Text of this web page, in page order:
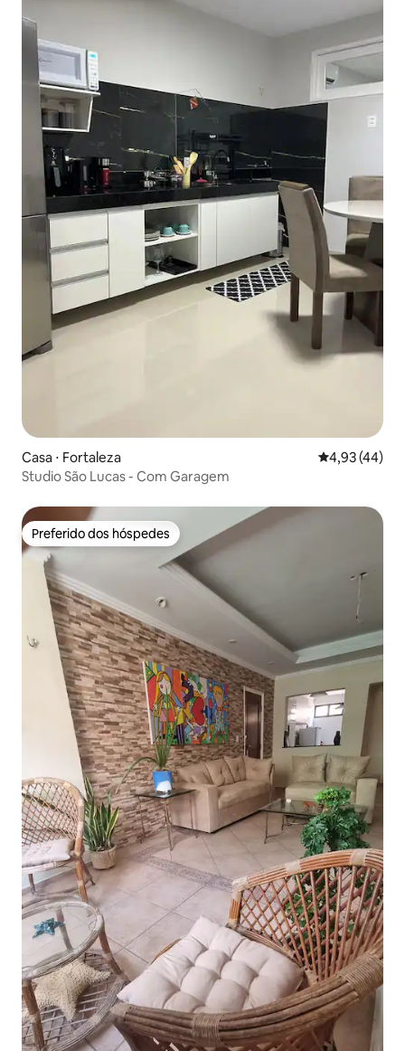
Casa ⋅ Fortaleza 4,93 de uma
4,93 (44)
Studio São Lucas - Com Garagem
Preferido dos hóspedes
Preferido dos hóspedes